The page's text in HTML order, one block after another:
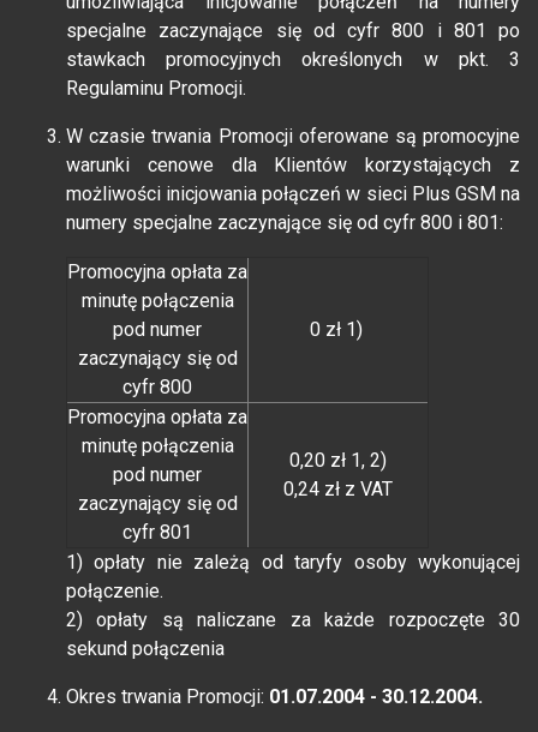
specjalne zaczynające się od cyfr 800 i 801 po
stawkach promocyjnych określonych w pkt. 3
Regulaminu Promocji.
W czasie trwania Promocji oferowane są promocyjne
warunki cenowe dla Klientów korzystających z
możliwości inicjowania połączeń w sieci Plus GSM na
numery specjalne zaczynające się od cyfr 800 i 801:
Promocyjna opłata za
minutę połączenia
pod numer
zaczynający się od
cyfr 800
0 zł 1)
Promocyjna opłata za
minutę połączenia
pod numer
zaczynający się od
cyfr 801
0,20 zł 1, 2)
0,24 zł z VAT
1) opłaty nie zależą od taryfy osoby wykonującej
połączenie.
2) opłaty są naliczane za każde rozpoczęte 30
sekund połączenia
Okres trwania Promocji: 01.07.2004 - 30.12.2004.